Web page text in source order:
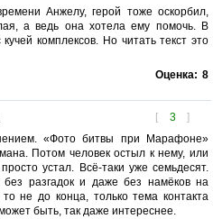
Анжелу, герой тоже оскорбил,
а ведь она хотела ему помочь. В
комплексов. Но читать текст это
Оценка: 8
[ 3 ]
«Фото битвы при Марафоне»
Потом человек остыл к нему, или
устал. Всё-таки уже семьдесят.
без разгадок и даже без намёков на
не до конца, только тема контакта
быть, так даже интереснее.